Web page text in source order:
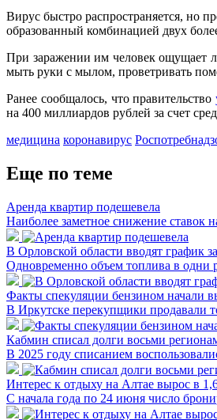
Вирус быстро распространяется, но
образованный комбинацией двух
При заражении им человек ощущает
мыть руки с мылом, проветривать
Ранее сообщалось, что правительство
на 400 миллиардов рублей за счет
медицина коронавирус
Еще по теме
Аренда квартир подешевела
Наиболее заметное снижение ставок
В Орловской области вводят график
Одновременно объем топлива в одни
Факты спекуляции бензином начали
В Иркутске перекупщики продавали
Кабмин списал долги восьми
В 2025 году списанием
Интерес к отдыху на Алтае вырос в
С начала года по 24 июня число